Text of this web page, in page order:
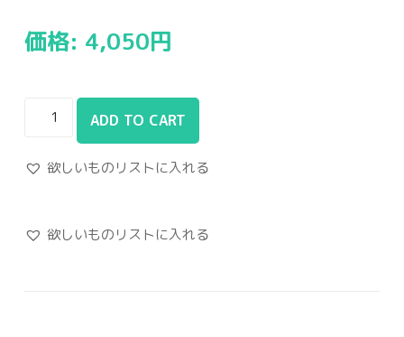
価格: 4,050円
ADD TO CART
欲しいものリストに入れる
欲しいものリストに入れる